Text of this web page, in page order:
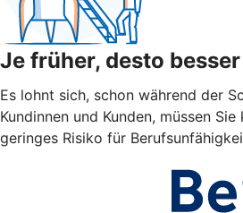
Je früher, desto besser
Es lohnt sich, schon während der
Kundinnen und Kunden, müssen
geringes Risiko für